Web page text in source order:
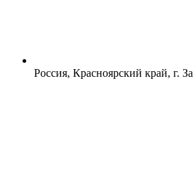
Россия, Красноярский край, г.